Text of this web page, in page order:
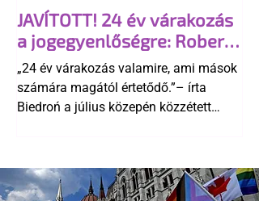
elismerését. Közben az ellenzéken belül
is vita robbant ki arról, hogy vissza
kellene-e vonni a kormány konzervatív
alkotmánymódosítását
JAVÍTOTT! 24 év várakozás
a jogegyenlőségre: Robert
Biedroń megindító üzenete
a lengyel bejegyzett
élettársi kapcsolatokért
„24 év várakozás valamire, ami mások
számára magától értetődő.”– írta
Biedroń a július közepén közzétett